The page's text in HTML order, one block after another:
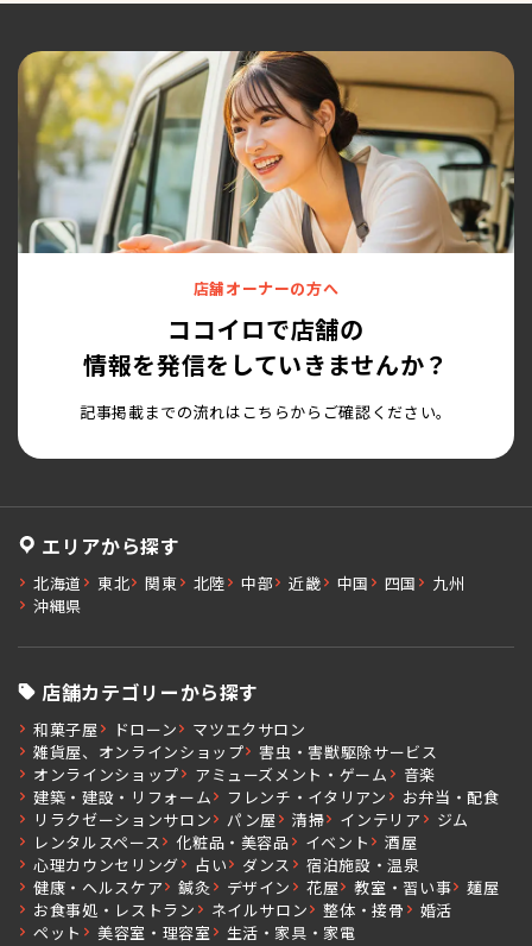
店舗オーナーの方へ
ココイロで店舗の
情報を発信をしていきませんか？
記事掲載までの流れはこちらからご確認ください。
エリアから探す
北海道 東北 関東 北陸 中部 近畿 中国 四国
九州
沖縄県
店舗カテゴリーから探す
和菓子屋 ドローン
マツエクサロン
雑貨屋、オンラインショップ
害虫・害獣駆除サービス
オンラインショップ
アミューズメント・ゲーム
音楽
建築・建設・リフォーム
フレンチ・イタリアン
お弁当・配食
リラクゼーションサロン
パン屋 清掃 インテリア
ジム
レンタルスペース
化粧品・美容品 イベント
酒屋
心理カウンセリング
占い ダンス
宿泊施設・温泉
健康・ヘルスケア
鍼灸 デザイン 花屋 教室・習い事
麺屋
お食事処・レストラン
ネイルサロン 整体・接骨
婚活
ペット
美容室・理容室
生活・家具・家電